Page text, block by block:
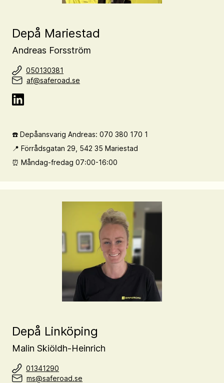
Depå Mariestad
Andreas Forsström
050130381
af@saferoad.se
☎️ Depåansvarig Andreas: 070 380 170 1
📍 Förrådsgatan 29, 542 35 Mariestad
Depå Linköping
Malin Skiöldh-Heinrich
01341290
ms@saferoad.se